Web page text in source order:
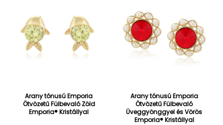
Arany tónusú Emporia
Ötvözetű Fülbevaló Zöld
Emporia® Kristállyal
Arany tónusú Emporia
Ötvözetű Fülbevaló
Üveggyönggyel és Vörös
Emporia® Kristállyal